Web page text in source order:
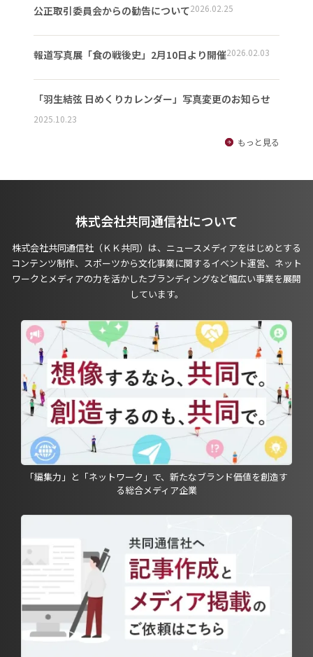
公正取引委員会からの勧告について2026.02.25
報道写真展「食の戦後史」2月10日より開催2026.02.03
「羽生結弦 日めくりカレンダー」写真変更のお知らせ
2025.10.23
もっと見る
株式会社共同通信社について
株式会社共同通信社（ＫＫ共同）は、ニュースメディアをはじめとする
コンテンツ制作、スポーツから文化事業に関するイベント運営、ネット
ワークとメディアの力を活かしたブランディングなど幅広い事業を展開
しています。
「編集力」と「ネットワーク」で、新たなブランド価値を創造す
る総合メディア企業